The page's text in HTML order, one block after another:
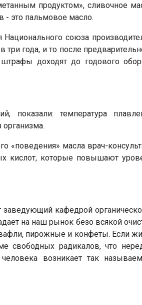
продуктом», сливочное
- это пальмовое масло.
союза
года, и то после
доходят до годового
показали: температура
«поведения» масла врач-
кислот, которые повышают
кафедрой
на наш рынок безо всякой
пирожные и конфеты. Если
свободных радикалов, что
возникает так